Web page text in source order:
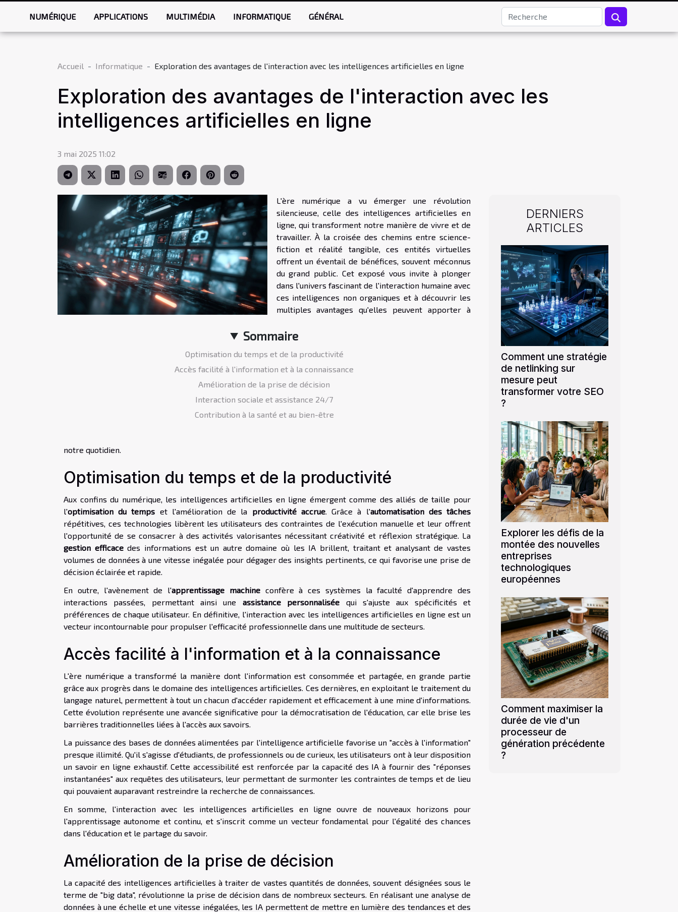
NUMÉRIQUE APPLICATIONS MULTIMÉDIA INFORMATIQUE GÉNÉRAL
Accueil Informatique Exploration des avantages de l'interaction avec les intelligences artificielles en ligne
Exploration des avantages de l'interaction avec les
intelligences artificielles en ligne
3 mai 2025 11:02
Sommaire
Optimisation du temps et de la productivité
Accès facilité à l'information et à la connaissance
Amélioration de la prise de décision
Interaction sociale et assistance 24/7
Contribution à la santé et au bien-être
L'ère numérique a vu émerger une révolution
silencieuse, celle des intelligences artificielles en
ligne, qui transforment notre manière de vivre et de
travailler. À la croisée des chemins entre science-
fiction et réalité tangible, ces entités virtuelles
offrent un éventail de bénéfices, souvent méconnus
du grand public. Cet exposé vous invite à plonger
dans l'univers fascinant de l'interaction humaine avec
ces intelligences non organiques et à découvrir les
multiples avantages qu'elles peuvent apporter à
notre quotidien.
Optimisation du temps et de la productivité
Aux confins du numérique, les intelligences artificielles en ligne émergent comme des alliés de taille pour
l'optimisation du temps et l'amélioration de la productivité accrue. Grâce à l'automatisation des tâches
répétitives, ces technologies libèrent les utilisateurs des contraintes de l'exécution manuelle et leur offrent
l'opportunité de se consacrer à des activités valorisantes nécessitant créativité et réflexion stratégique. La
gestion efficacedes informations est un autre domaine où les IA brillent, traitant et analysant de vastes
volumes de données à une vitesse inégalée pour dégager des insights pertinents, ce qui favorise une prise de
décision éclairée et rapide.
En outre, l'avènement de l'apprentissage machineconfère à ces systèmes la faculté d'apprendre des
interactions passées, permettant ainsi une assistance personnalisée qui s'ajuste aux spécificités et
préférences de chaque utilisateur. En définitive, l'interaction avec les intelligences artificielles en ligne est un
vecteur incontournable pour propulser l'efficacité professionnelle dans une multitude de secteurs.
Accès facilité à l'information et à la connaissance
L'ère numérique a transformé la manière dont l'information est consommée et partagée, en grande partie
grâce aux progrès dans le domaine des intelligences artificielles. Ces dernières, en exploitant le traitement du
langage naturel, permettent à tout un chacun d'accéder rapidement et efficacement à une mine d'informations.
Cette évolution représente une avancée significative pour la démocratisation de l'éducation, car elle brise les
barrières traditionnelles liées à l'accès aux savoirs.
La puissance des bases de données alimentées par l'intelligence artificielle favorise un "accès à l'information"
presque illimité. Qu'il s'agisse d'étudiants, de professionnels ou de curieux, les utilisateurs ont à leur disposition
un savoir en ligne exhaustif. Cette accessibilité est renforcée par la capacité des IA à fournir des "réponses
instantanées" aux requêtes des utilisateurs, leur permettant de surmonter les contraintes de temps et de lieu
qui pouvaient auparavant restreindre la recherche de connaissances.
En somme, l'interaction avec les intelligences artificielles en ligne ouvre de nouveaux horizons pour
l'apprentissage autonome et continu, et s'inscrit comme un vecteur fondamental pour l'égalité des chances
dans l'éducation et le partage du savoir.
Amélioration de la prise de décision
La capacité des intelligences artificielles à traiter de vastes quantités de données, souvent désignées sous le
terme de "big data", révolutionne la prise de décision dans de nombreux secteurs. En réalisant une analyse de
données à une échelle et une vitesse inégalées, les IA permettent de mettre en lumière des tendances et des
DERNIERS
ARTICLES
Comment une stratégie
de netlinking sur
mesure peut
transformer votre SEO
?
Explorer les défis de la
montée des nouvelles
entreprises
technologiques
européennes
Comment maximiser la
durée de vie d'un
processeur de
génération précédente
?